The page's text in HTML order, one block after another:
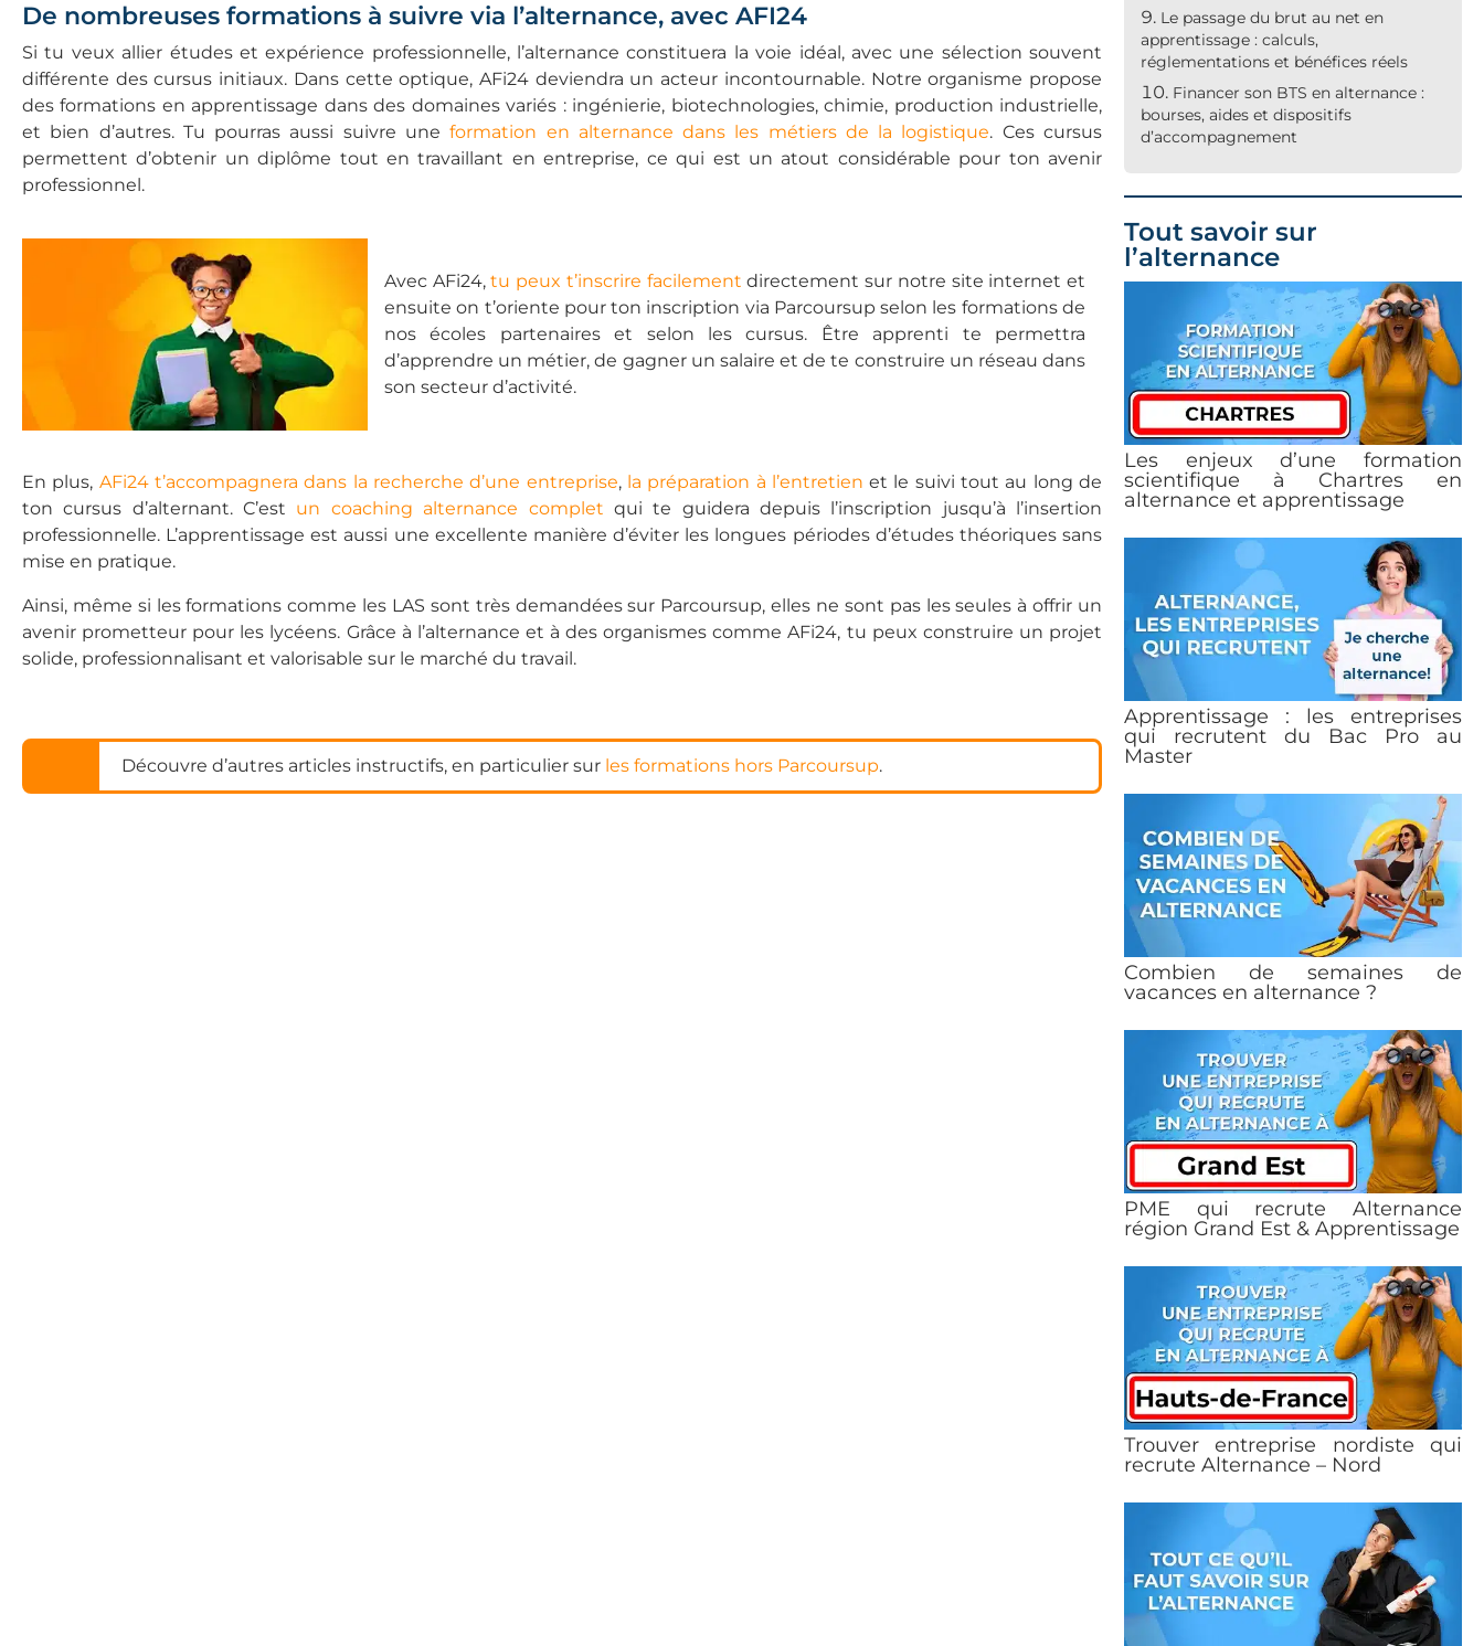
De nombreuses formations à suivre via l’alternance, avec AFI24
Si tu veux allier études et expérience professionnelle, l’alternance constituera la voie idéal, avec une sélection souvent
différente des cursus initiaux. Dans cette optique, AFi24 deviendra un acteur incontournable. Notre organisme propose
des formations en apprentissage dans des domaines variés : ingénierie, biotechnologies, chimie, production industrielle,
et bien d’autres. Tu pourras aussi suivre uneformation en alternance dans les métiers de la logistique. Ces cursus
permettent d’obtenir un diplôme tout en travaillant en entreprise, ce qui est un atout considérable pour ton avenir
professionnel.
Avec AFi24,tu peux t’inscrire facilement directement sur notre site internet et
ensuite on t’oriente pour ton inscription via Parcoursup selon les formations de
nos écoles partenaires et selon les cursus. Être apprenti te permettra
d’apprendre un métier, de gagner un salaire et de te construire un réseau dans
son secteur d’activité.
En plus, AFi24 t’accompagnera dans la recherche d’une entreprise, la préparation à l’entretien et le suivi tout au long de
ton cursus d’alternant. C’est un coaching alternance complet qui te guidera depuis l’inscription jusqu’à l’insertion
professionnelle. L’apprentissage est aussi une excellente manière d’éviter les longues périodes d’études théoriques sans
mise en pratique.
Ainsi, même si les formations comme les LAS sont très demandées sur Parcoursup, elles ne sont pas les seules à offrir un
avenir prometteur pour les lycéens. Grâce à l’alternance et à des organismes comme AFi24, tu peux construire un projet
solide, professionnalisant et valorisable sur le marché du travail.
Découvre d’autres articles instructifs, en particulier sur les formations hors Parcoursup.
Le passage du brut au net en
apprentissage : calculs,
réglementations et bénéfices réels
Financer son BTS en alternance :
bourses, aides et dispositifs
d’accompagnement
Tout savoir sur
l’alternance
Les enjeux d’une formation
scientifique à Chartres en
alternance et apprentissage
Apprentissage : les entreprises
qui recrutent du Bac Pro au
Master
Combien de semaines de
vacances en alternance ?
PME qui recrute Alternance
région Grand Est & Apprentissage
Trouver entreprise nordiste qui
recrute Alternance – Nord